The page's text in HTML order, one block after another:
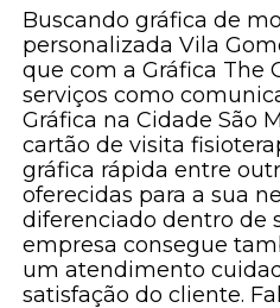
Buscando gráfica de
personalizada Vila
que com a Gráfica The
serviços como
Gráfica na Cidade São
cartão de visita
gráfica rápida entre
oferecidas para a sua
diferenciado dentro de
empresa consegue
um atendimento
satisfação do cliente.